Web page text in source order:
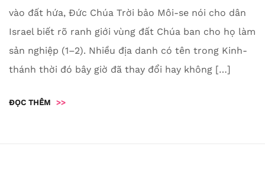
vào đất hứa, Đức Chúa Trời bảo Môi-se nói cho dân
Israel biết rõ ranh giới vùng đất Chúa ban cho họ làm
sản nghiệp (1–2). Nhiều địa danh có tên trong Kinh-
thánh thời đó bây giờ đã thay đổi hay không […]
ĐỌC THÊM >>